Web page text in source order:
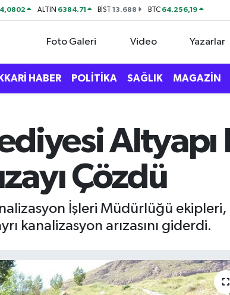
ALTIN 6384.71 BİST13.688 BTC 64.256,19
Foto Galeri Video Yazarlar
HABER POLİTİKA SAĞLIK MAGAZİN
Çözdü
İşleri Müdürlüğü
kanalizasyon arızasını giderdi.